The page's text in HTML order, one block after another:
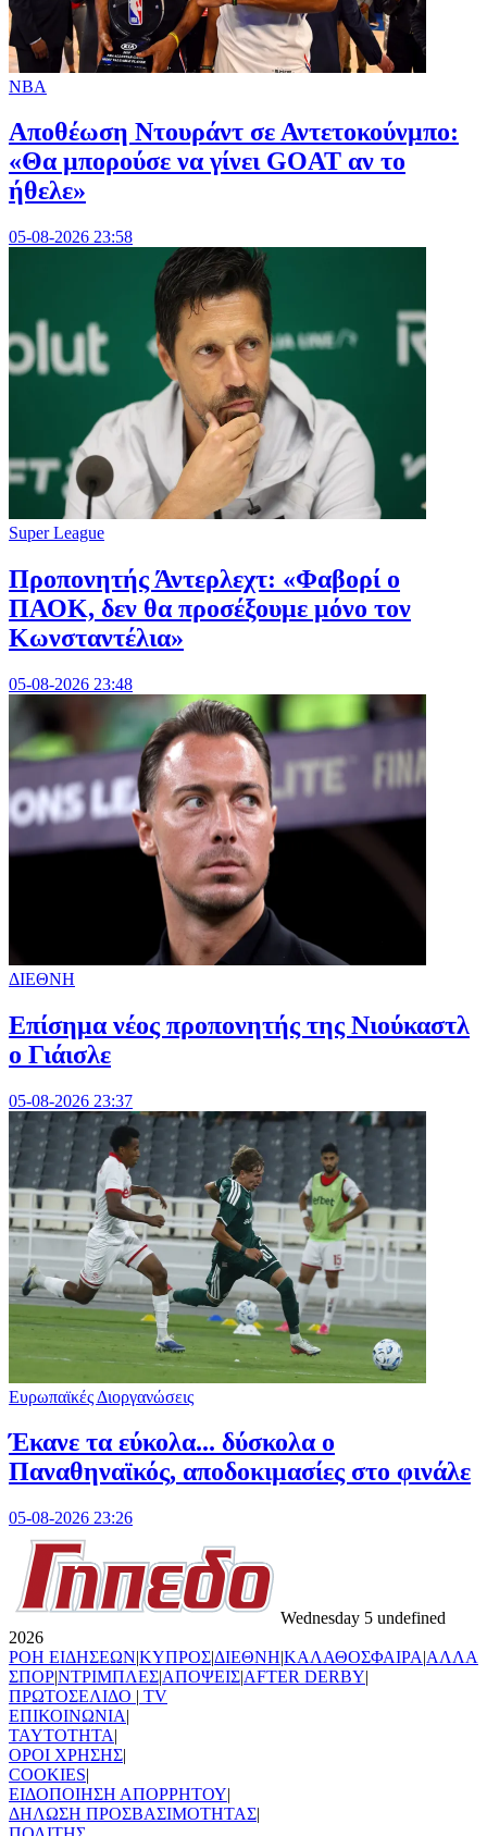
NBA
Αποθέωση Ντουράντ σε Αντετοκούνμπο:
«Θα μπορούσε να γίνει GOAT αν το
ήθελε»
05-08-2026 23:58
Super League
Προπονητής Άντερλεχτ: «Φαβορί ο
ΠΑΟΚ, δεν θα προσέξουμε μόνο τον
Κωνσταντέλια»
05-08-2026 23:48
ΔΙΕΘΝΗ
Επίσημα νέος προπονητής της Νιούκαστλ
ο Γιάισλε
05-08-2026 23:37
Ευρωπαϊκές Διοργανώσεις
Έκανε τα εύκολα... δύσκολα ο
Παναθηναϊκός, αποδοκιμασίες στο φινάλε
05-08-2026 23:26
Wednesday 5 undefined
2026
ΡΟΗ ΕΙΔΗΣΕΩΝ|ΚΥΠΡΟΣ|ΔΙΕΘΝΗ|ΚΑΛΑΘΟΣΦΑΙΡΑ|ΑΛΛΑ
ΣΠΟΡ|ΝΤΡΙΜΠΛΕΣ|ΑΠΟΨΕΙΣ|AFTER DERBY|
ΠΡΩΤΟΣΕΛΙΔΟ | TV
ΕΠΙΚΟΙΝΩΝΙΑ|
TAYTOTHTA|
ΟΡΟΙ ΧΡΗΣΗΣ|
COOKIES|
ΕΙΔΟΠΟΙΗΣΗ ΑΠΟΡΡΗΤΟΥ|
ΔΗΛΩΣΗ ΠΡΟΣΒΑΣΙΜΟΤΗΤΑΣ|